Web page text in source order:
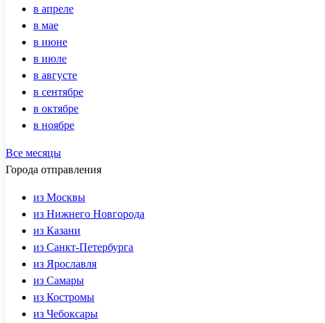
в апреле
в мае
в июне
в июле
в августе
в сентябре
в октябре
в ноябре
Все месяцы
Города отправления
из Москвы
из Нижнего Новгорода
из Казани
из Санкт-Петербурга
из Ярославля
из Самары
из Костромы
из Чебоксары